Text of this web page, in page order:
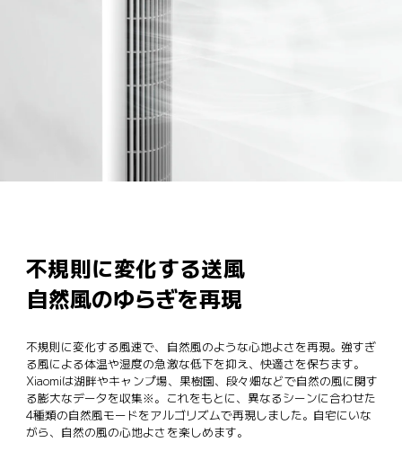
不規則に変化する送風
自然風のゆらぎを再現
不規則に変化する風速で、自然風のような心地よさを再現。強すぎ
る風による体温や湿度の急激な低下を抑え、快適さを保ちます。
Xiaomiは湖畔やキャンプ場、果樹園、段々畑などで自然の風に関す
る膨大なデータを収集※。これをもとに、異なるシーンに合わせた
4種類の自然風モードをアルゴリズムで再現しました。自宅にいな
がら、自然の風の心地よさを楽しめます。